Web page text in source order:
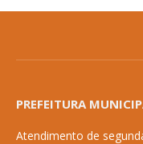
PREFEITURA
Atendimento de